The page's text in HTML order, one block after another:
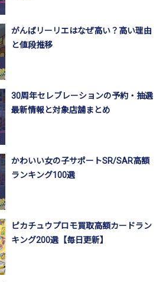
がんばリーリエはなぜ高い？高い理由
と値段推移
30周年セレブレーションの予約・抽選
最新情報と対象店舗まとめ
かわいい女の子サポートSR/SAR高額
ランキング100選
ピカチュウプロモ買取高額カードラン
キング200選【毎日更新】